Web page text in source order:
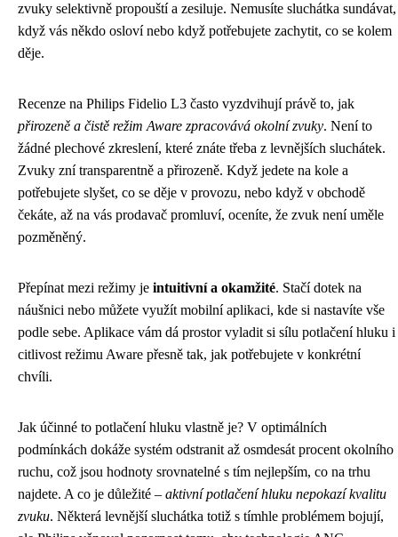
zvuky selektivně propouští a zesiluje. Nemusíte sluchátka sundávat,
když vás někdo osloví nebo když potřebujete zachytit, co se kolem
děje.
Recenze na Philips Fidelio L3 často vyzdvihují právě to, jak
přirozeně a čistě režim Aware zpracovává okolní zvuky. Není to
žádné plechové zkreslení, které znáte třeba z levnějších sluchátek.
Zvuky zní transparentně a přirozeně. Když jedete na kole a
potřebujete slyšet, co se děje v provozu, nebo když v obchodě
čekáte, až na vás prodavač promluví, oceníte, že zvuk není uměle
pozměněný.
Přepínat mezi režimy je intuitivní a okamžité. Stačí dotek na
náušnici nebo můžete využít mobilní aplikaci, kde si nastavíte vše
podle sebe. Aplikace vám dá prostor vyladit si sílu potlačení hluku i
citlivost režimu Aware přesně tak, jak potřebujete v konkrétní
chvíli.
Jak účinné to potlačení hluku vlastně je? V optimálních
podmínkách dokáže systém odstranit až osmdesát procent okolního
ruchu, což jsou hodnoty srovnatelné s tím nejlepším, co na trhu
najdete. A co je důležité – aktivní potlačení hluku nepokazí kvalitu
zvuku. Některá levnější sluchátka totiž s tímhle problémem bojují,